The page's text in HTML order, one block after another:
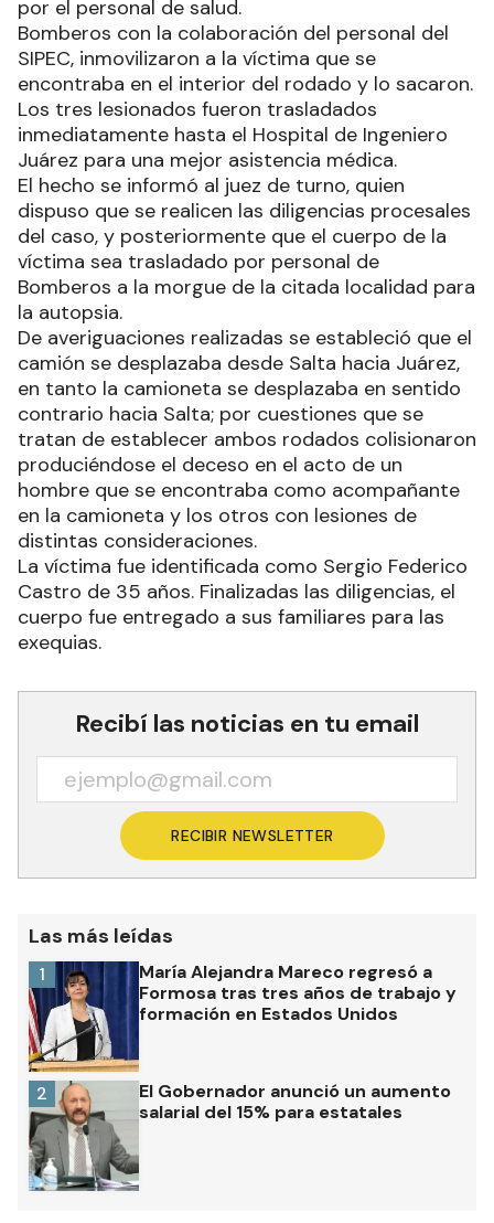
por el personal de salud.
Bomberos con la colaboración del personal del
SIPEC, inmovilizaron a la víctima que se
encontraba en el interior del rodado y lo sacaron.
Los tres lesionados fueron trasladados
inmediatamente hasta el Hospital de Ingeniero
Juárez para una mejor asistencia médica.
El hecho se informó al juez de turno, quien
dispuso que se realicen las diligencias procesales
del caso, y posteriormente que el cuerpo de la
víctima sea trasladado por personal de
Bomberos a la morgue de la citada localidad para
la autopsia.
De averiguaciones realizadas se estableció que el
camión se desplazaba desde Salta hacia Juárez,
en tanto la camioneta se desplazaba en sentido
contrario hacia Salta; por cuestiones que se
tratan de establecer ambos rodados colisionaron
produciéndose el deceso en el acto de un
hombre que se encontraba como acompañante
en la camioneta y los otros con lesiones de
distintas consideraciones.
La víctima fue identificada como Sergio Federico
Castro de 35 años. Finalizadas las diligencias, el
cuerpo fue entregado a sus familiares para las
exequias.
Recibí las noticias en tu email
RECIBIR NEWSLETTER
Las más leídas
María Alejandra Mareco regresó a
Formosa tras tres años de trabajo y
formación en Estados Unidos
1
El Gobernador anunció un aumento
salarial del 15% para estatales
2